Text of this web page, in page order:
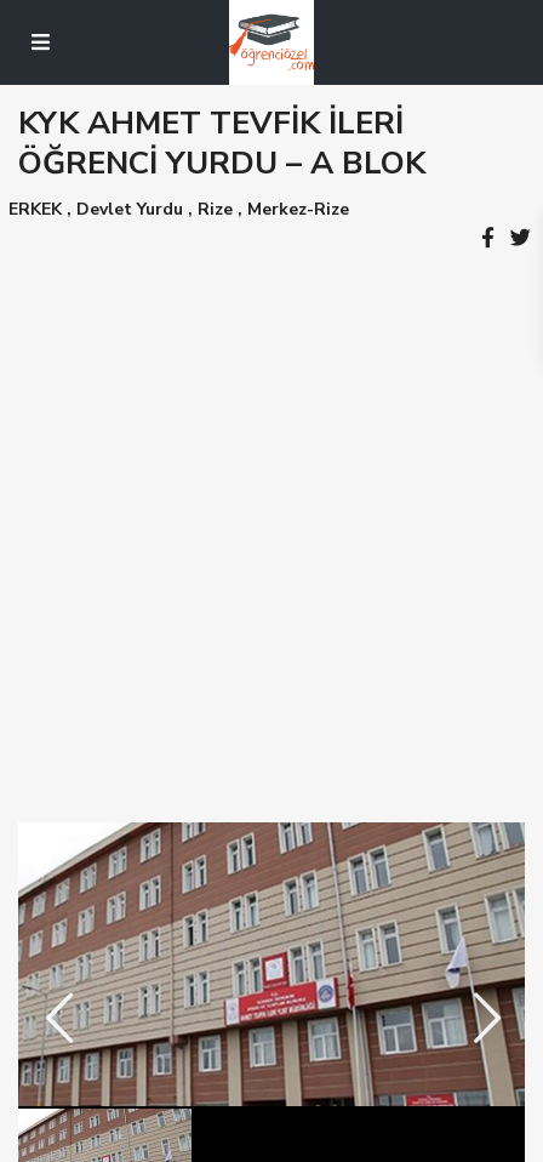
KYK AHMET TEVFİK İLERİ
ÖĞRENCİ YURDU – A BLOK
ERKEK, Devlet Yurdu , Rize , Merkez-Rize